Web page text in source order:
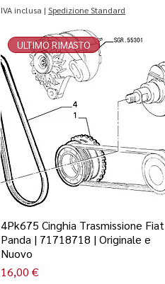
IVA inclusa | Spedizione Standard
ULTIMO RIMASTO
4Pk675 Cinghia Trasmissione Fiat
Panda | 71718718 | Originale e
Nuovo
Prezzo
16,00 €